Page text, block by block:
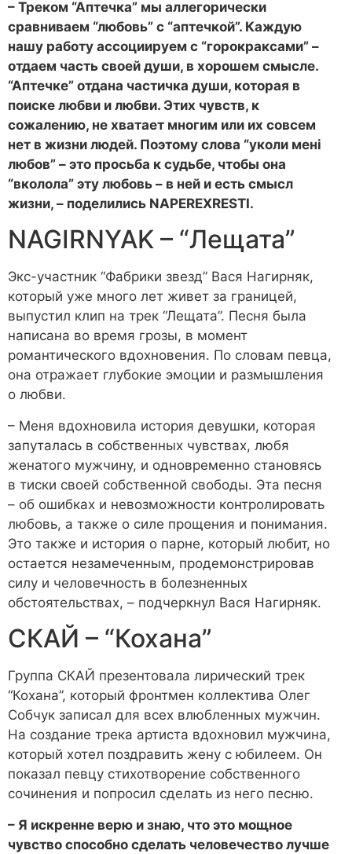
– Треком “Аптечка” мы аллегорически
сравниваем “любовь” с “аптечкой”. Каждую
нашу работу ассоциируем с “горокраксами” –
отдаем часть своей души, в хорошем смысле.
“Аптечке” отдана частичка души, которая в
поиске любви и любви. Этих чувств, к
сожалению, не хватает многим или их совсем
нет в жизни людей. Поэтому слова “уколи мені
любов” – это просьба к судьбе, чтобы она
“вколола” эту любовь – в ней и есть смысл
жизни, – поделились NAPEREXRESTI.
NAGIRNYAK – “Лещата”
Экс-участник “Фабрики звезд” Вася Нагирняк,
который уже много лет живет за границей,
выпустил клип на трек “Лещата”. Песня была
написана во время грозы, в момент
романтического вдохновения. По словам певца,
она отражает глубокие эмоции и размышления
о любви.
– Меня вдохновила история девушки, которая
запуталась в собственных чувствах, любя
женатого мужчину, и одновременно становясь
в тиски своей собственной свободы. Эта песня
– об ошибках и невозможности контролировать
любовь, а также о силе прощения и понимания.
Это также и история о парне, который любит, но
остается незамеченным, продемонстрировав
силу и человечность в болезненных
обстоятельствах, – подчеркнул Вася Нагирняк.
СКАЙ – “Кохана”
Группа СКАЙ презентовала лирический трек
“Кохана”, который фронтмен коллектива Олег
Собчук записал для всех влюбленных мужчин.
На создание трека артиста вдохновил мужчина,
который хотел поздравить жену с юбилеем. Он
показал певцу стихотворение собственного
сочинения и попросил сделать из него песню.
– Я искренне верю и знаю, что это мощное
чувство способно сделать человечество лучше